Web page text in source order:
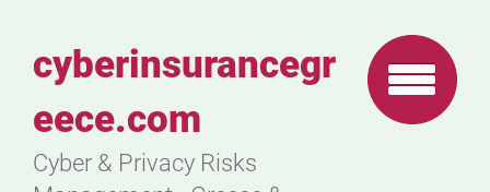
cyberinsurancegr
eece.com
Cyber & Privacy Risks